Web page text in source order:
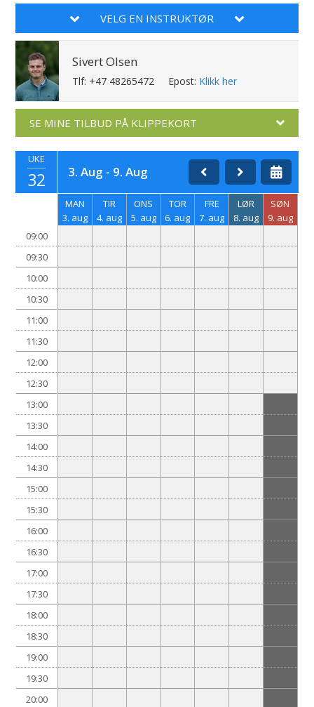
VELG EN INSTRUKTØR
Sivert Olsen
Tlf: +47 48265472 Epost: Klikk her
SE MINE TILBUD PÅ KLIPPEKORT
UKE
32 3. Aug - 9. Aug
09:00
09:30
10:00
10:30
11:00
11:30
12:00
12:30
13:00
13:30
14:00
14:30
15:00
15:30
16:00
16:30
17:00
17:30
18:00
18:30
19:00
19:30
20:00
MAN
3. aug
TIR
4. aug
ONS
5. aug
TOR
6. aug
FRE
7. aug
LØR
8. aug
SØN
9. aug